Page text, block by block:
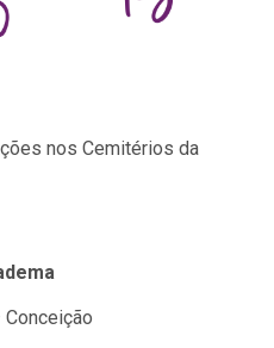
nos Cemitérios da